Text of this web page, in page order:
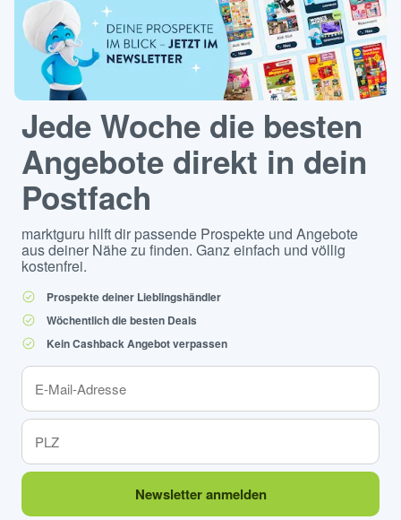
Jede Woche die besten
Angebote direkt in dein
Postfach
marktguru hilft dir passende Prospekte und Angebote
aus deiner Nähe zu finden. Ganz einfach und völlig
kostenfrei.
Prospekte deiner Lieblingshändler
Wöchentlich die besten Deals
Kein Cashback Angebot verpassen
Newsletter anmelden